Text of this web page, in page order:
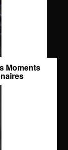
Moments